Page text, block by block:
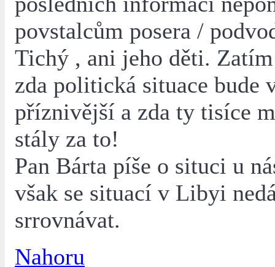
povstalcům posera /
Tichý , ani jeho děti.
zda politická situace bude
příznivější a zda ty tisíce
stály za to!
Pan Bárta píše o situci u
však se situací v Libyi
srrovnávat.
Nahoru